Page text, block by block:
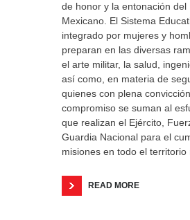
de honor y la entonación del
Mexicano. El Sistema
integrado por mujeres y
preparan en las diversas
el arte militar, la salud,
así como, en materia de
quienes con plena
compromiso se suman al
que realizan el Ejército,
Guardia Nacional para el
misiones en todo el territorio
READ MORE